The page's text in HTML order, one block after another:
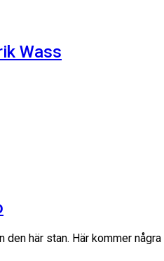
Wass
den här stan. Här kommer